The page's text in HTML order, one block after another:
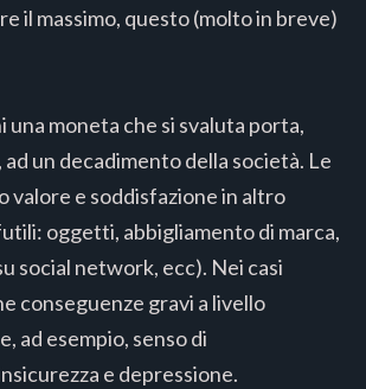
il massimo, questo (molto in breve)
una moneta che si svaluta porta,
un decadimento della società. Le
valore e soddisfazione in altro
oggetti, abbigliamento di marca,
social network, ecc). Nei casi
conseguenze gravi a livello
ad esempio, senso di
e depressione.